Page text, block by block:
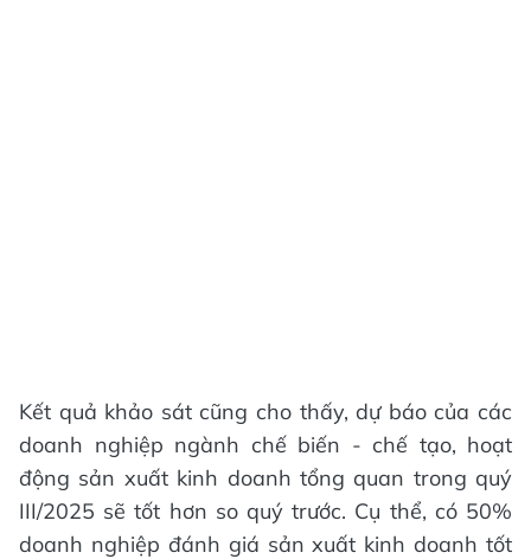
Kết quả khảo sát cũng cho thấy, dự báo của các
doanh nghiệp ngành chế biến - chế tạo, hoạt
động sản xuất kinh doanh tổng quan trong quý
III/2025 sẽ tốt hơn so quý trước. Cụ thể, có 50%
doanh nghiệp đánh giá sản xuất kinh doanh tốt